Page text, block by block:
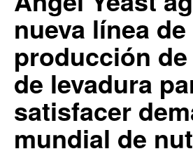
nueva línea de
producción
de levadura
satisfacer
mundial de